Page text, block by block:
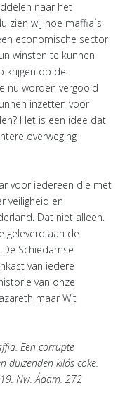
naar het
zien wij hoe maffia´s
economische sector
winsten te kunnen
krijgen op de
nu worden vergooid
inzetten voor
Het is een idee dat
overweging
voor iedereen die met
veiligheid en
Dat niet alleen.
geleverd aan de
Schiedamse
van iedere
van onze
maar Wit
Een corrupte
kilo´s coke.
Nw. A´dam. 272